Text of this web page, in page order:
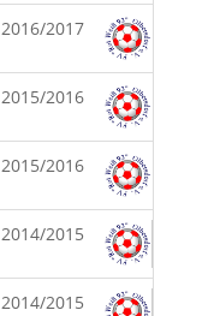
2016/2017
2015/2016
2015/2016
2014/2015
2014/2015